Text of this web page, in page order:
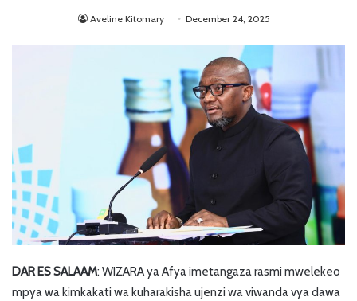
Aveline Kitomary December 24, 2025
DAR ES SALAAM: WIZARA ya Afya imetangaza rasmi mwelekeo
mpya wa kimkakati wa kuharakisha ujenzi wa viwanda vya dawa